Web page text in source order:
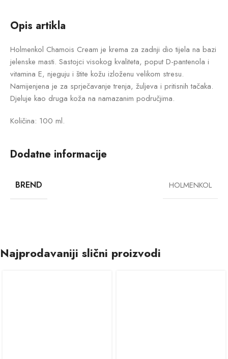
Opis artikla
Holmenkol Chamois Cream je krema za zadnji dio tijela na bazi
jelenske masti. Sastojci visokog kvaliteta, poput D-pantenola i
vitamina E, njeguju i štite kožu izloženu velikom stresu.
Namijenjena je za sprječavanje trenja, žuljeva i pritisnih tačaka.
Djeluje kao druga koža na namazanim područjima.
Količina: 100 ml.
Dodatne informacije
BREND HOLMENKOL
Najprodavaniji slični proizvodi